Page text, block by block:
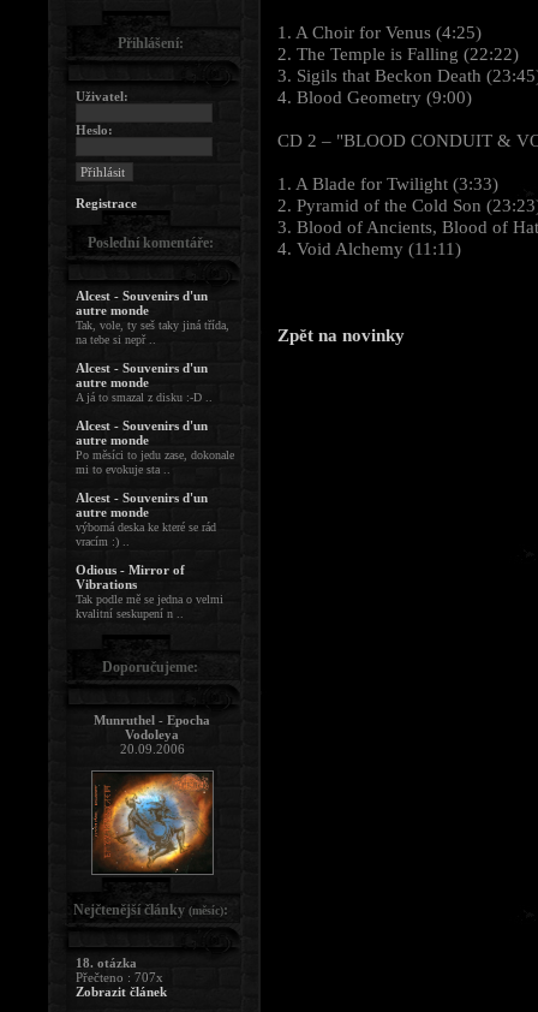
1. A Choir for Venus (4:25)
2. The Temple is Falling (22:22)
3. Sigils that Beckon Death
4. Blood Geometry (9:00)
CD 2 – "BLOOD CONDUIT &
1. A Blade for Twilight (3:33)
2. Pyramid of the Cold Son
3. Blood of Ancients, Blood of
4. Void Alchemy (11:11)
Zpět na novinky
Přihlášení:
Uživatel:
Heslo:
Registrace
Poslední komentáře:
Alcest - Souvenirs d'un
autre monde
Tak, vole, ty seš taky jiná třída,
na tebe si nepř ..
Alcest - Souvenirs d'un
autre monde
A já to smazal z disku :-D ..
Alcest - Souvenirs d'un
autre monde
Po měsíci to jedu zase, dokonale
mi to evokuje sta ..
Alcest - Souvenirs d'un
autre monde
výborná deska ke které se rád
vracím :) ..
Odious - Mirror of
Vibrations
Tak podle mě se jedna o velmi
kvalitní seskupení n ..
Doporučujeme:
Munruthel - Epocha
Vodoleya
20.09.2006
Nejčtenější články (měsíc):
18. otázka
Přečteno : 707x
Zobrazit článek